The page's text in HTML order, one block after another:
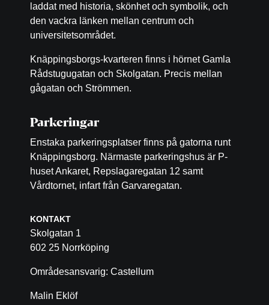
laddat med historia, skönhet och symbolik, och
den vackra länken mellan centrum och
universitetsområdet.
Knäppingsborgs-kvarteren finns i hörnet Gamla
Rådstugugatan och Skolgatan. Precis mellan
gågatan och Strömmen.
Parkeringar
Enstaka parkeringsplatser finns på gatorna runt
Knäppingsborg. Närmaste parkeringshus är P-
huset Ankaret, Repslagaregatan 12 samt
Vårdtornet, infart från Garvaregatan.
KONTAKT
Skolgatan 1
602 25 Norrköping
Områdesansvarig: Castellum
Malin Eklöf